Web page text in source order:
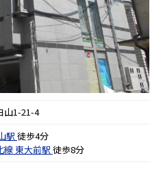
山1-21-4
駅 徒歩4分
線 東大前駅 徒歩8分